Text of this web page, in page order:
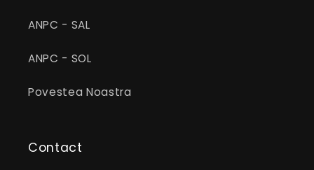
ANPC - SAL
ANPC - SOL
Povestea Noastra
Contact